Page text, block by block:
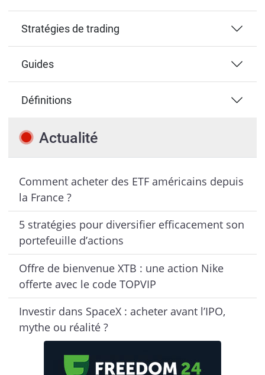
Stratégies de trading
Guides
Définitions
Actualité
Comment acheter des ETF américains depuis
la France ?
5 stratégies pour diversifier efficacement son
portefeuille d’actions
Offre de bienvenue XTB : une action Nike
offerte avec le code TOPVIP
Investir dans SpaceX : acheter avant l’IPO,
mythe ou réalité ?